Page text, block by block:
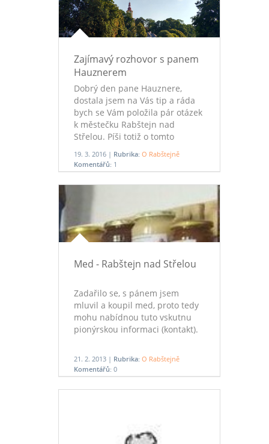
Zajímavý rozhovor s panem
Hauznerem
Dobrý den pane Hauznere,
dostala jsem na Vás tip a ráda
bych se Vám položila pár otázek
k městečku Rabštejn nad
Střelou. Píši totiž o tomto
krásném místě svou
bakalářskou práci. Kdy a proč
jste se tam ocitnul a jaké zde
byly poměry?
19. 3. 2016 | Rubrika: O Rabštejně
Komentářů: 1
Med - Rabštejn nad Střelou
Zadařilo se, s pánem jsem
mluvil a koupil med, proto tedy
mohu nabídnou tuto vskutnu
pionýrskou informaci (kontakt).
21. 2. 2013 | Rubrika: O Rabštejně
Komentářů: 0